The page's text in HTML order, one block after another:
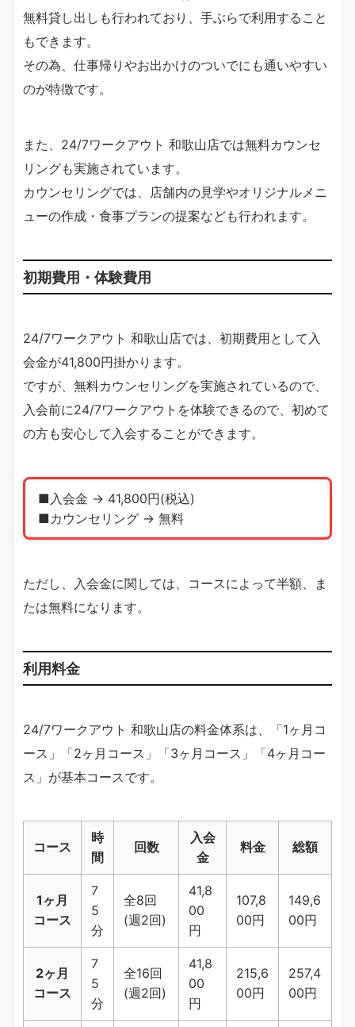
無料貸し出しも行われており、手ぶらで利用すること
もできます。
その為、仕事帰りやお出かけのついでにも通いやすい
のが特徴です。
また、24/7ワークアウト 和歌山店では無料カウンセ
リングも実施されています。
カウンセリングでは、店舗内の見学やオリジナルメニ
ューの作成・食事プランの提案なども行われます。
初期費用・体験費用
24/7ワークアウト 和歌山店では、初期費用として入
会金が41,800円掛かります。
ですが、無料カウンセリングを実施されているので、
入会前に24/7ワークアウトを体験できるので、初めて
の方も安心して入会することができます。
■入会金 → 41,800円(税込)
■カウンセリング → 無料
ただし、入会金に関しては、コースによって半額、ま
たは無料になります。
利用料金
24/7ワークアウト 和歌山店の料金体系は、「1ヶ月コ
ース」「2ヶ月コース」「3ヶ月コース」「4ヶ月コー
ス」が基本コースです。
コース
時
間
回数
入会
金
料金 総額
1ヶ月
コース
7
5
分
全8回
(週2回)
41,8
00
円
107,8
00円
149,6
00円
2ヶ月
コース
7
5
分
全16回
(週2回)
41,8
00
円
215,6
00円
257,4
00円